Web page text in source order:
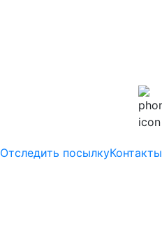
Отследить посылкуКонтакты